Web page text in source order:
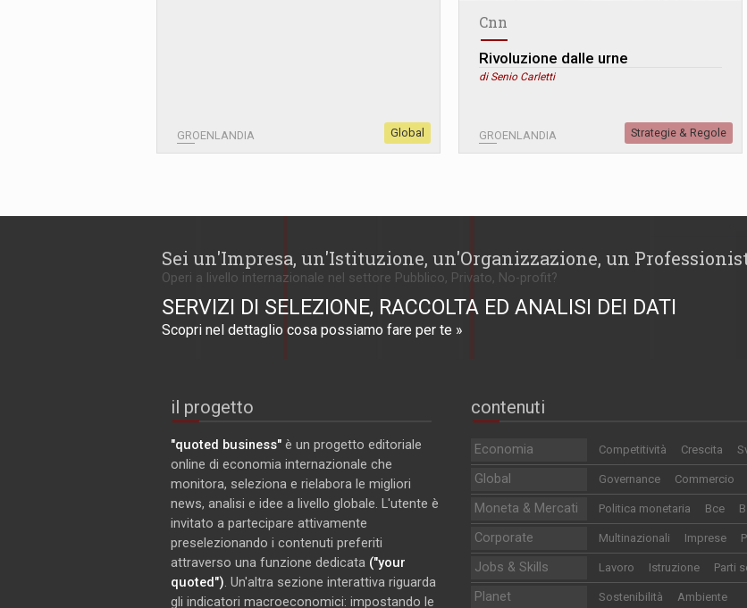
GROENLANDIA Global
Cnn
Rivoluzione dalle urne
di Senio Carletti
GROENLANDIA Strategie & Regole
Sei un'Impresa, un'Istituzione, un'Organizzazione, un
Operi a livello internazionale nel settore Pubblico, Privato, No-profit?
SERVIZI DI SELEZIONE, RACCOLTA ED ANALISI DEI DATI
Scopri nel dettaglio cosa possiamo fare per te »
il progetto
"quoted business" è un progetto editoriale
online di economia internazionale che
monitora, seleziona e rielabora le migliori
news, analisi e idee a livello globale. L'utente è
invitato a partecipare attivamente
preselezionando i contenuti preferiti
attraverso una funzione dedicata ("your
quoted"). Un'altra sezione interattiva riguarda
gli indicatori macroeconomici: impostando le
contenuti
Economia Competitività Crescita
Global Governance Commercio
Moneta & Mercati Politica monetaria Bce
Corporate Multinazionali Imprese
Jobs & Skills Lavoro Istruzione Parti
Planet Sostenibilità Ambiente